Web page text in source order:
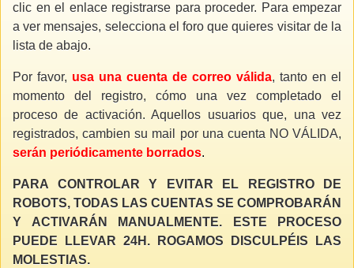
clic en el enlace registrarse para proceder. Para empezar
a ver mensajes, selecciona el foro que quieres visitar de la
lista de abajo.
Por favor, usa una cuenta de correo válida, tanto en el
momento del registro, cómo una vez completado el
proceso de activación. Aquellos usuarios que, una vez
registrados, cambien su mail por una cuenta NO VÁLIDA,
serán periódicamente borrados.
PARA CONTROLAR Y EVITAR EL REGISTRO DE
ROBOTS, TODAS LAS CUENTAS SE COMPROBARÁN
Y ACTIVARÁN MANUALMENTE. ESTE PROCESO
PUEDE LLEVAR 24H. ROGAMOS DISCULPÉIS LAS
MOLESTIAS.